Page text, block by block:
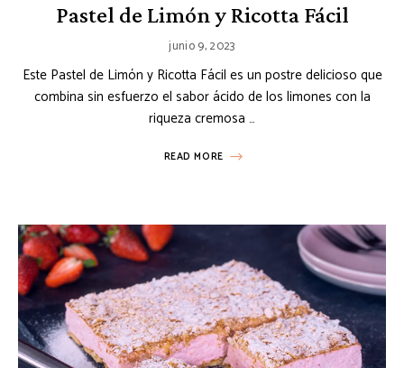
Pastel de Limón y Ricotta Fácil
junio 9, 2023
Este Pastel de Limón y Ricotta Fácil es un postre delicioso que
combina sin esfuerzo el sabor ácido de los limones con la
riqueza cremosa …
READ MORE